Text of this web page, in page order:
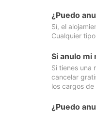
¿Puedo
Sí, el
Cualquier
Si anulo mi
Si tienes una
cancelar
los cargos
¿Puedo